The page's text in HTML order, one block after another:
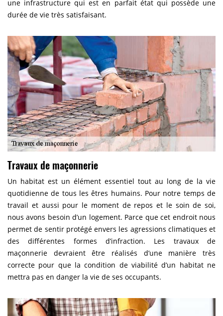
une infrastructure qui est en parfait état qui possède une
durée de vie très satisfaisant.
Travaux de maçonnerie
Un habitat est un élément essentiel tout au long de la vie
quotidienne de tous les êtres humains. Pour notre temps de
travail et aussi pour le moment de repos et le soin de soi,
nous avons besoin d’un logement. Parce que cet endroit nous
permet de sentir protégé envers les agressions climatiques et
des différentes formes d’infraction. Les travaux de
maçonnerie devraient être réalisés d’une manière très
correcte pour que la condition de viabilité d’un habitat ne
mettra pas en danger la vie de ses occupants.